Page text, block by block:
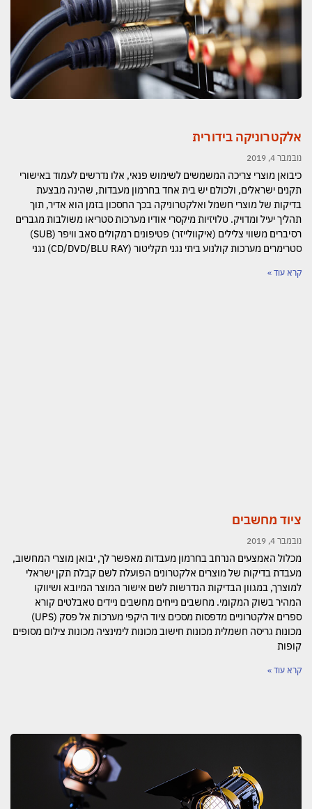
אלקטרוניקה בידורית
נובמבר 4, 2019
כיבואן מוצרי צריכה המשמשים לשימוש פנאי, אלו נדרשים לעמוד באישורי
תקנים ישראלים, ולכולם יש בית אחד בחרמון מעבדות, שהינה מבצעת
בדיקות של מוצרי חשמל ואלקטרוניקה בכך החסכון בזמן הוא אדיר, תוך
תהליך יעיל ומדויק. טלויזיות מיקסרי אודיו מערכות סטריאו משולבות מגברים
רסיברים משווי צלילים (איקוולייזר) פטיפונים רמקולים סאב וויפר (SUB)
סטרימרים מערכות קולנוע ביתי נגני תקליטור (CD/DVD/BLU RAY) נגני
קרא עוד »
ציוד מחשבים
נובמבר 4, 2019
מכלול האמצעים הנרחב בחרמון מעבדות מאפשר לך, יבואן מוצרי המחשוב,
מעבדת בדיקות של מוצרים אלקטרונים הפועלת לשם קבלת תקן ישראלי
למוצרך, במגוון הבדיקות הנדרשות לשם אישור המוצר המיובא ושיווקו
המהיר בשוק המקומי. מחשבים נייחים מחשבים ניידים טאבלטים קורא
ספרים אלקטרוניים מדפסות מסכים ציוד היקפי מערכות אל פסק (UPS)
מכונות גריסה חשמלית מכונות חישוב מכונות לימינציה מכונות צילום מסופים
קופות
קרא עוד »